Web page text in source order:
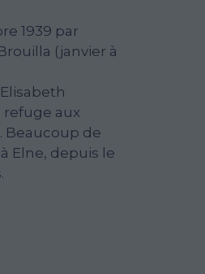
1939 par
(janvier à
aux
Beaucoup de
Elne, depuis le